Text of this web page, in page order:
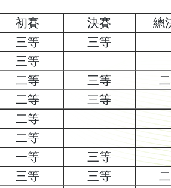
初賽 決賽
總
三等
三等
三等
二等 三等
二等
三等
二等
二等
一等
三等
三等 三等